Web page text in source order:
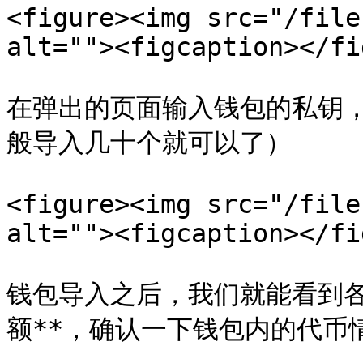
<figure><img src="/
alt=""><figcaption></
在弹出的页面输入钱包的私钥
般导入几十个就可以了）
<figure><img src="/
alt=""><figcaption></
钱包导入之后，我们就能看到
额**，确认一下钱包内的代币